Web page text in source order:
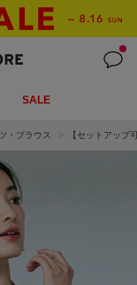
SALE
・ブラウス 【セットアップ